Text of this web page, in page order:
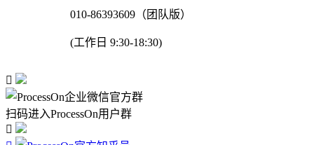
010-86393609（团队版）
(工作日 9:30-18:30)

扫码进入ProcessOn用户群
